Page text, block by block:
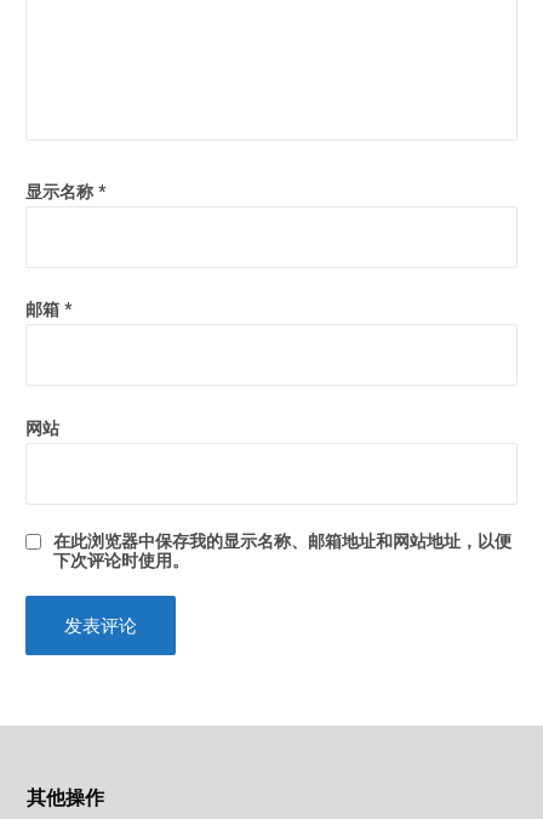
显示名称 *
邮箱 *
网站
在此浏览器中保存我的显示名称、邮箱地址和网站地址，以便
下次评论时使用。
其他操作